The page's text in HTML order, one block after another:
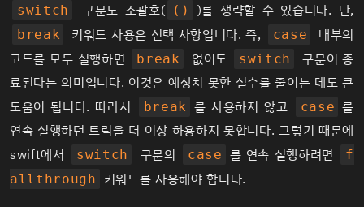
switch 구문도 소괄호( () )를 생략할 수 있습니다. 단,
break 키워드 사용은 선택 사항입니다. 즉, case
내부의
코드를 모두 실행하면
break 없이도 switch
구문이 종
료된다는 의미입니다. 이것은 예상치 못한 실수를 줄이는 데도 큰
도움이 됩니다. 따라서
break 를 사용하지 않고 case 를
연속 실행하던 트릭을 더 이상 하용하지 못합니다. 그렇기 때문에
swift에서
switch 구문의 case 를 연속 실행하려면
f
allthrough
키워드를 사용해야 합니다.